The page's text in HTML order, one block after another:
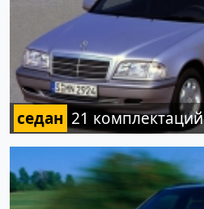
седан 21 комплектаций